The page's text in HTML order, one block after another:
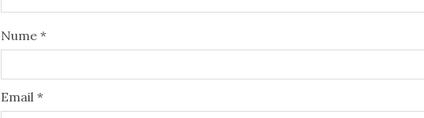
Nume *
Email *